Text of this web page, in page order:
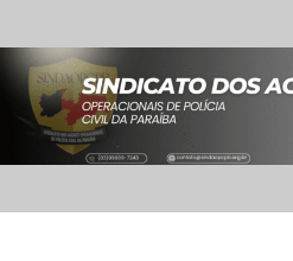
para
conteúdo